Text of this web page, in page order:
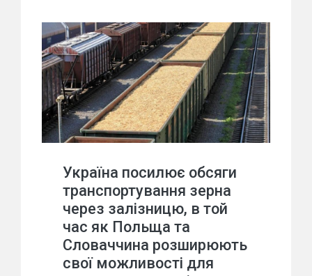
Україна посилює обсяги
транспортування зерна
через залізницю, в той
час як Польща та
Словаччина розширюють
свої можливості для